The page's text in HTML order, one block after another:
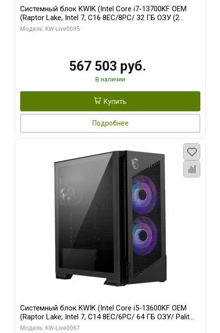
Системный блок KWIK (Intel Core i7-13700KF OEM
(Raptor Lake, Intel 7, C16 8EC/8PC/ 32 ГБ ОЗУ (2
модуля)/ Afox RTX4090 24GB GDDR6X 384-Bit 3xDP
Модель: KW-Live0095
567 503 руб.
В наличии
Купить
Подробнее
Системный блок KWIK (Intel Core i5-13600KF OEM
(Raptor Lake, Intel 7, C14 8EC/6PC/ 64 ГБ ОЗУ/ Palit
RTX5080 GAMINGPRO OC 16GB GDDR7 256bit 3xDP
Модель: KW-Live0067